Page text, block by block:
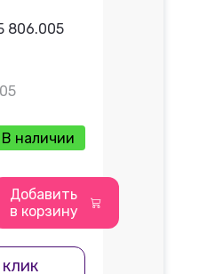
806.005
В наличии
Добавить
в корзину